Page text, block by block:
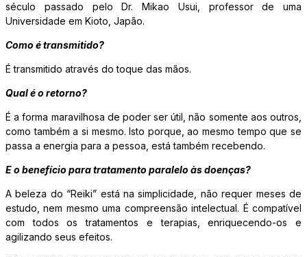
século passado pelo Dr. Mikao Usui, professor de uma
Universidade em Kioto, Japão.
Como é transmitido?
É transmitido através do toque das mãos.
Qual é o retorno?
É a forma maravilhosa de poder ser útil, não somente aos outros,
como também a si mesmo. Isto porque, ao mesmo tempo que se
passa a energia para a pessoa, está também recebendo.
E o benefício para tratamento paralelo às doenças?
A beleza do “Reiki” está na simplicidade, não requer meses de
estudo, nem mesmo uma compreensão intelectual. É compatível
com todos os tratamentos e terapias, enriquecendo-os e
agilizando seus efeitos.